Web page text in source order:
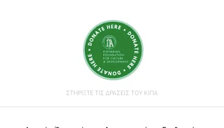
ΣΤΗΡΙΞΤΕ ΤΙΣ ΔΡΑΣΕΙΣ ΤΟΥ ΚΙΠΑ